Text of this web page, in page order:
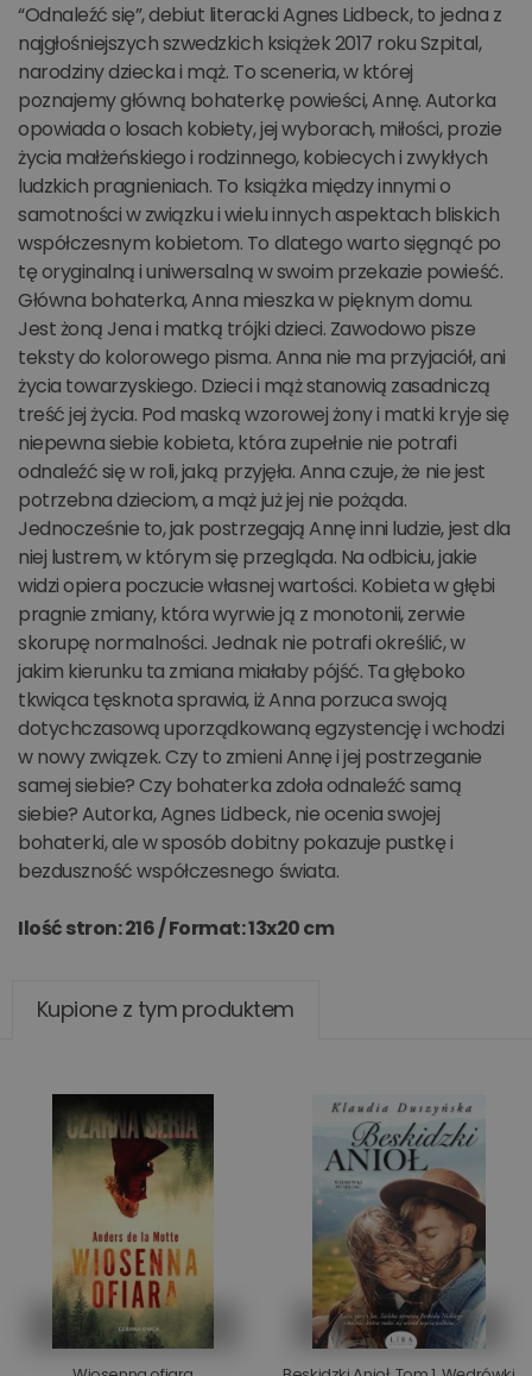
“Odnaleźć się”, debiut literacki Agnes Lidbeck, to jedna z
najgłośniejszych szwedzkich książek 2017 roku Szpital,
narodziny dziecka i mąż. To sceneria, w której
poznajemy główną bohaterkę powieści, Annę. Autorka
opowiada o losach kobiety, jej wyborach, miłości, prozie
życia małżeńskiego i rodzinnego, kobiecych i zwykłych
ludzkich pragnieniach. To książka między innymi o
samotności w związku i wielu innych aspektach bliskich
współczesnym kobietom. To dlatego warto sięgnąć po
tę oryginalną i uniwersalną w swoim przekazie powieść.
Główna bohaterka, Anna mieszka w pięknym domu.
Jest żoną Jena i matką trójki dzieci. Zawodowo pisze
teksty do kolorowego pisma. Anna nie ma przyjaciół, ani
życia towarzyskiego. Dzieci i mąż stanowią zasadniczą
treść jej życia. Pod maską wzorowej żony i matki kryje się
niepewna siebie kobieta, która zupełnie nie potrafi
odnaleźć się w roli, jaką przyjęła. Anna czuje, że nie jest
potrzebna dzieciom, a mąż już jej nie pożąda.
Jednocześnie to, jak postrzegają Annę inni ludzie, jest dla
niej lustrem, w którym się przegląda. Na odbiciu, jakie
widzi opiera poczucie własnej wartości. Kobieta w głębi
pragnie zmiany, która wyrwie ją z monotonii, zerwie
skorupę normalności. Jednak nie potrafi określić, w
jakim kierunku ta zmiana miałaby pójść. Ta głęboko
tkwiąca tęsknota sprawia, iż Anna porzuca swoją
dotychczasową uporządkowaną egzystencję i wchodzi
w nowy związek. Czy to zmieni Annę i jej postrzeganie
samej siebie? Czy bohaterka zdoła odnaleźć samą
siebie? Autorka, Agnes Lidbeck, nie ocenia swojej
bohaterki, ale w sposób dobitny pokazuje pustkę i
bezduszność współczesnego świata.
Ilość stron: 216 /Format: 13x20 cm
Kupione z tym produktem